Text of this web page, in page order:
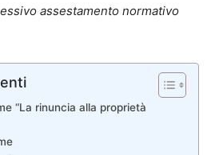
assestamento normativo
“La rinuncia alla proprietà